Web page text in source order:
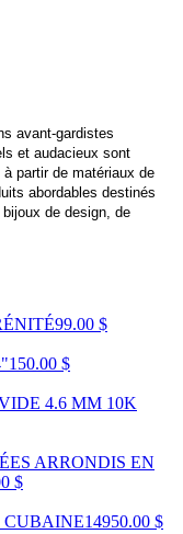
avant-gardistes
et audacieux sont
partir de matériaux de
abordables destinés
de design, de
99.00 $
150.00 $
4.6 MM 10K
ARRONDIS EN
$
14950.00 $